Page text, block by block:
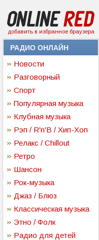
добавить в избранное браузера
РАДИО ОНЛАЙН
Новости
Разговорный
Спорт
Популярная музыка
Клубная музыка
Рэп / R'n'B / Хип-Хоп
Релакс / Chillout
Ретро
Шансон
Рок-музыка
Джаз / Блюз
Классическая музыка
Этно / Фолк
Радио для детей